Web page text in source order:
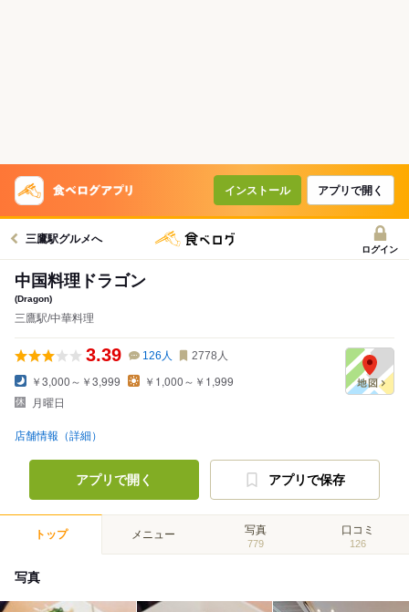
インストール アプリで開く
三鷹駅グルメへ
ログイン
中国料理ドラゴン
(Dragon)
三鷹駅/中華料理
3.39 126 人 2778 人
￥3,000～￥3,999
￥1,000～￥1,999
月曜日
店舗情報（詳細）
アプリで開く アプリで保存
トップ メニュー 写真
779
口コミ
126
写真